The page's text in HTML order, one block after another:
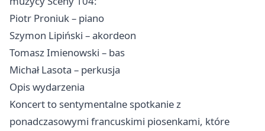
Piotr Proniuk – piano
Szymon Lipiński – akordeon
Tomasz Imienowski – bas
Michał Lasota – perkusja
Opis wydarzenia
Koncert to sentymentalne spotkanie z
ponadczasowymi francuskimi piosenkami, które